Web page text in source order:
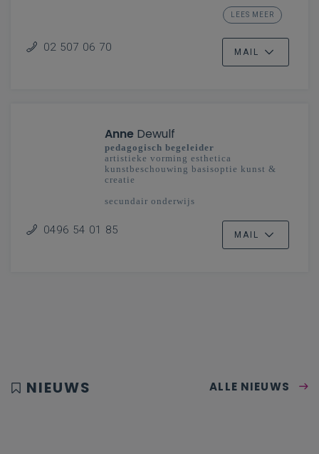
secundair onderwijs - Vlaanderenbreed
Ontwikkeling klas en schoolLEES MEER
02 507 06 70 MAIL
Anne Dewulf
pedagogisch begeleider
artistieke vorming esthetica
kunstbeschouwing basisoptie kunst &
creatie
secundair onderwijs
0496 54 01 85 MAIL
NIEUWS ALLE NIEUWS